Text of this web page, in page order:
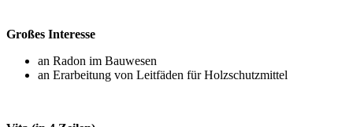
Großes Interesse
an Radon im Bauwesen
an Erarbeitung von Leitfäden für Holzschutzmittel